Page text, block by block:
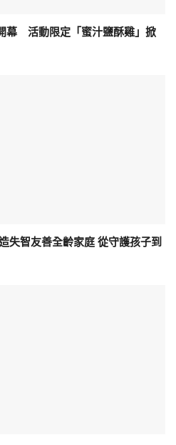
幕 活動限定「蜜汁鹽酥雞」掀
失智友善全齡家庭 從守護孩子到